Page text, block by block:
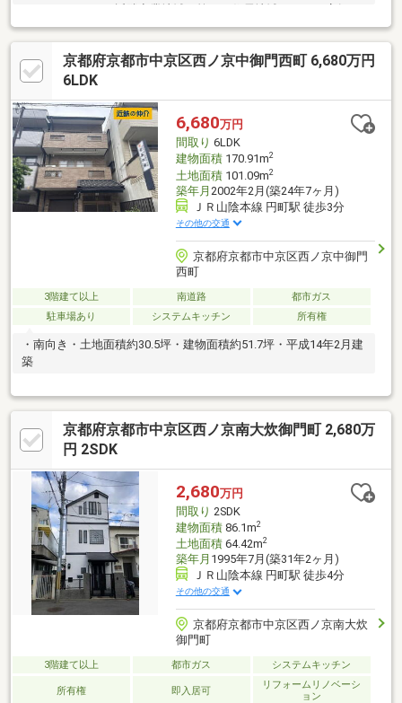
事務所としてもご活用いただくことができます。・京福電鉄北野
線 北野白梅町駅まで徒歩３分・物件周辺は街灯や歩道もあり、
人通りの多い環境・路地状敷地のため、表通りから一本入ってお
り、人目が気にならないのが特徴・対象不動産は南側幅員約６ｍ
えいただけるほか、リビングダイニングとの仕切りを全開にする
ことで広い空間をつくることも可能
京都府京都市中京区西ノ京中御門西町 6,680万円
6LDK
6,680万円
間取り 6LDK
建物面積170.91m2
土地面積101.09m2
築年月 2002年2月(築24年7ヶ月)
ＪＲ山陰本線 円町駅 徒歩3分
その他の交通
京都府京都市中京区西ノ京中御門
西町
3階建て以上 南道路
都市ガス
駐車場あり
システムキッチン 所有権
・南向き・土地面積約30.5坪・建物面積約51.7坪・平成14年2月建
築
京都府京都市中京区西ノ京南大炊御門町 2,680万
円 2SDK
2,680万円
間取り 2SDK
建物面積86.1m2
土地面積64.42m2
築年月 1995年7月(築31年2ヶ月)
ＪＲ山陰本線 円町駅 徒歩4分
その他の交通
京都府京都市中京区西ノ京南大炊
御門町
3階建て以上 都市ガス システムキッチン
所有権 即入居可
リフォームリノベーシ
ョン